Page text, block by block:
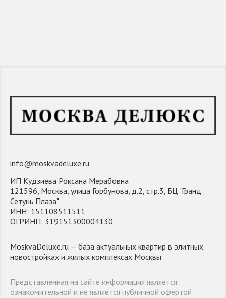
info@moskvadeluxe.ru
ИП Кудзиева Роксана Мерабовна
121596, Москва, улица Горбунова, д.2, стр.3, БЦ "Гранд
Сетунь Плаза"
ИНН: 151108511511
ОГРИНП: 319151300004130
MoskvaDeluxe.ru — база актуальных квартир в элитных
новостройках и жилых комплексах Москвы
Представленная на сайте информация является
ознакомительной и не является публичной офертой